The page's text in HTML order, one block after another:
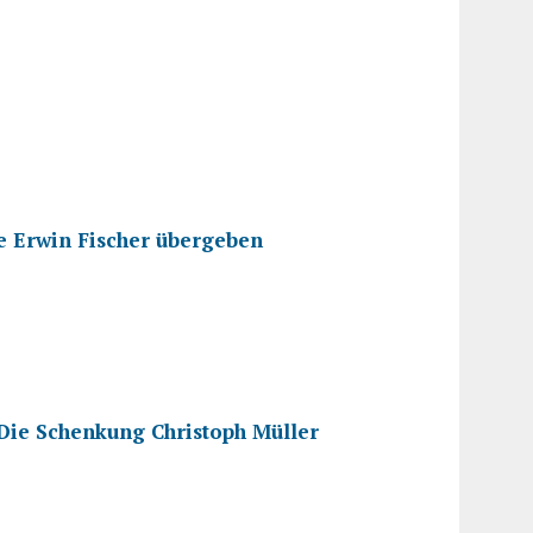
Erwin Fischer übergeben
Schenkung Christoph Müller